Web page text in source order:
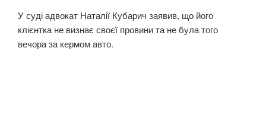
У суді адвокат Наталії Кубарич заявив, що його
клієнтка не визнає своєї провини та не була того
вечора за кермом авто.